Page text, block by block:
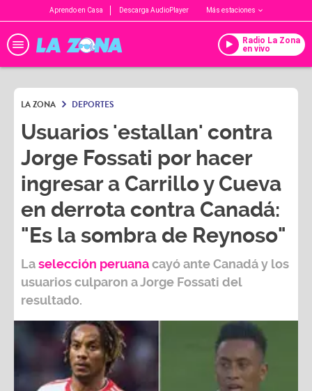
Aprendo en Casa Descarga AudioPlayer Más estaciones
Radio La Zona
en vivo
LA ZONA DEPORTES
Usuarios 'estallan' contra
Jorge Fossati por hacer
ingresar a Carrillo y Cueva
en derrota contra Canadá:
"Es la sombra de Reynoso"
Laselección peruanacayó ante Canadá y los
usuarios culparon aJorge Fossati del
resultado.